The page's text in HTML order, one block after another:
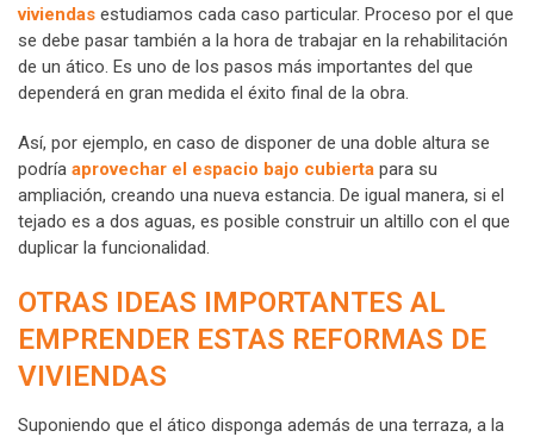
viviendas estudiamos cada caso particular. Proceso por el que
se debe pasar también a la hora de trabajar en la rehabilitación
de un ático. Es uno de los pasos más importantes del que
dependerá en gran medida el éxito final de la obra.
Así, por ejemplo, en caso de disponer de una doble altura se
podría aprovechar el espacio bajo cubierta para su
ampliación, creando una nueva estancia. De igual manera, si el
tejado es a dos aguas, es posible construir un altillo con el que
duplicar la funcionalidad.
OTRAS IDEAS IMPORTANTES AL
EMPRENDER ESTAS REFORMAS DE
VIVIENDAS
Suponiendo que el ático disponga además de una terraza, a la